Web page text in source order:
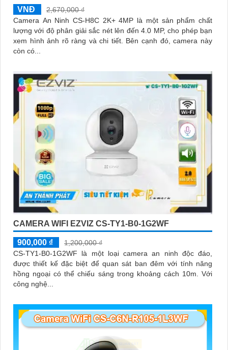
VNĐ
2,670,000 ₫
Camera An Ninh CS-H8C 2K+ 4MP là một sản phẩm chất
lượng với độ phân giải sắc nét lên đến 4.0 MP, cho phép bạn
xem hình ảnh rõ ràng và chi tiết. Bên cạnh đó, camera này
còn có...
CAMERA WIFI EZVIZ CS-TY1-B0-1G2WF
900,000 ₫
1,200,000 ₫
CS-TY1-B0-1G2WF là một loại camera an ninh độc đáo,
được thiết kế đặc biệt để quan sát ban đêm với tính năng
hồng ngoại có thể chiếu sáng trong khoảng cách 10m. Với
công nghệ...